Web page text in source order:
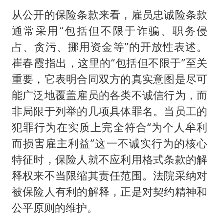
从公开的保险条款来看，雇员忠诚险条款
通常采用“包括但不限于诈骗、职务侵
占、贪污、挪用资金等”的开放性表述。
崔春霞指出，这里的“包括但不限于”至关
重要，它表明合同双方的真实意图是尽可
能广泛地覆盖雇员的各类不诚信行为，而
非局限于列举的几项具体罪名。当员工的
犯罪行为在实质上完全符合“为个人牟利
而损害雇主利益”这一不诚实行为的核心
特征时，保险人就不应利用格式条款的解
释权来不当限缩其责任范围。法院采纳对
被保险人有利的解释，正是对契约精神和
公平原则的维护。